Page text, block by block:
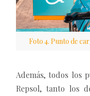
Foto 4. Punto de
Además, todos los
Repsol, tanto los